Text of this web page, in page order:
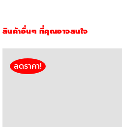
สินค้าอื่นๆ ที่คุณอาจสนใจ
ลดราคา!